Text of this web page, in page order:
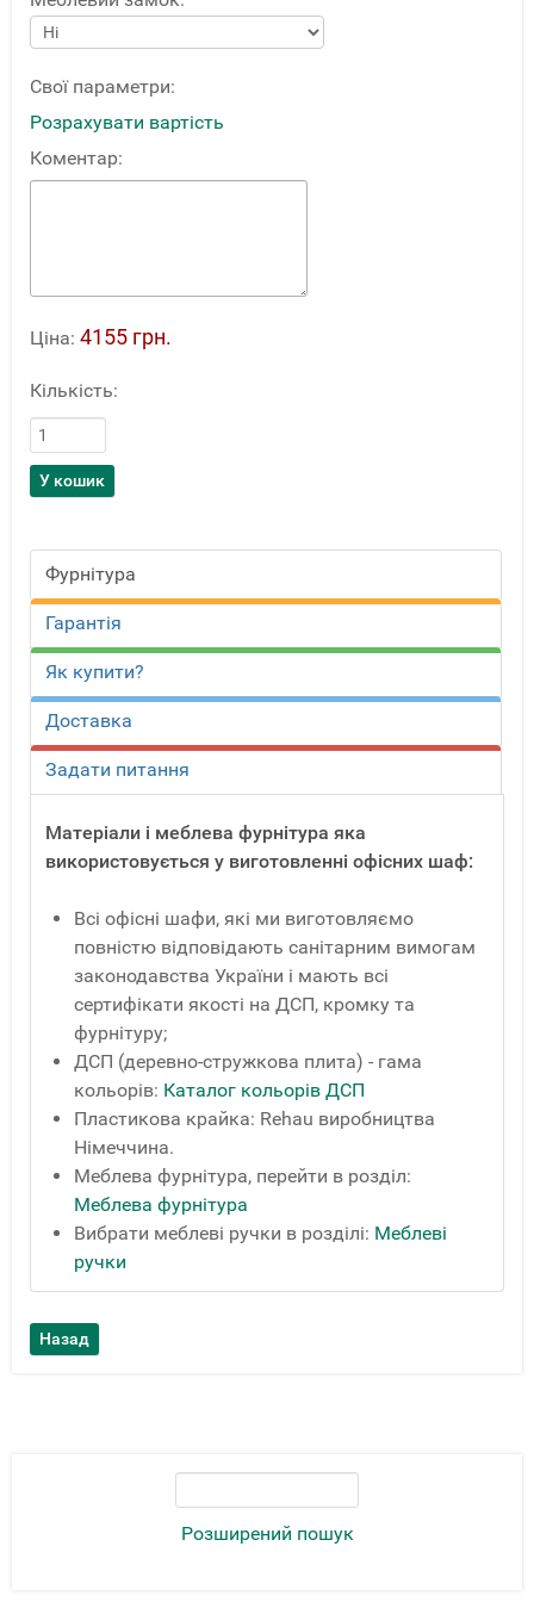
Розширений пошук
Свої параметри:
Розрахувати вартість
Коментар:
Ціна: 4155 грн.
Кількість:
Фурнітура
Гарантія
Як купити?
Доставка
Задати питання
Матеріали і меблева фурнітура яка
використовується у виготовленні офісних шаф:
Всі офісні шафи, які ми виготовляємо
повністю відповідають санітарним вимогам
законодавства України і мають всі
сертифікати якості на ДСП, кромку та
фурнітуру;
ДСП (деревно-стружкова плита) - гама
кольорів: Каталог кольорів ДСП
Пластикова крайка: Rehau виробництва
Німеччина.
Меблева фурнітура, перейти в розділ:
Меблева фурнітура
Вибрати меблеві ручки в розділі: Меблеві
ручки